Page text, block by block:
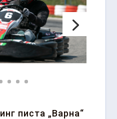
писта „Варна“